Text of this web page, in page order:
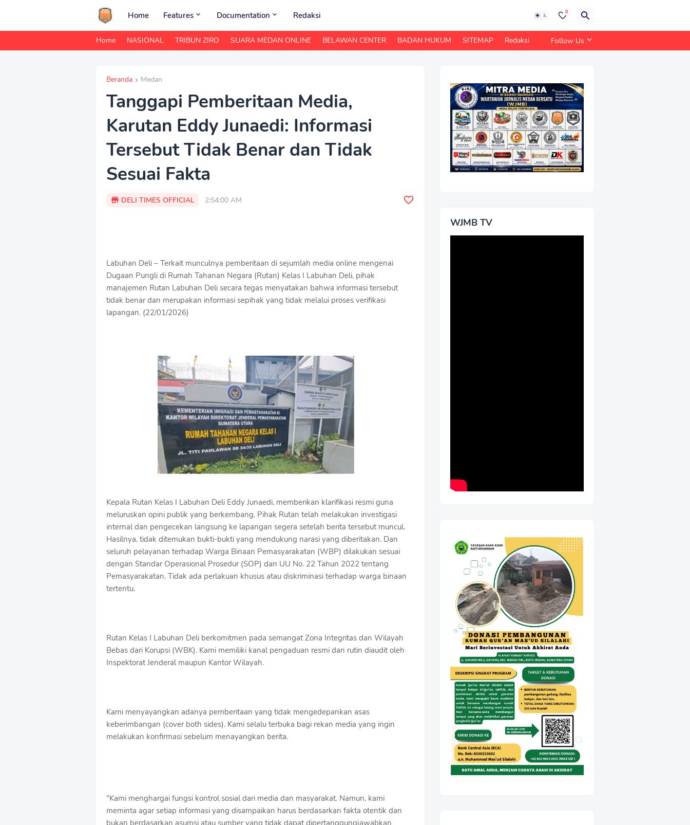
Home Features Documentation Redaksi 0
Home NASIONAL TRIBUN ZIRO SUARA MEDAN ONLINE BELAWAN CENTER BADAN HUKUM SITEMAP Redaksi Follow Us
Beranda Medan
Tanggapi Pemberitaan Media,
Karutan Eddy Junaedi: Informasi
Tersebut Tidak Benar dan Tidak
Sesuai Fakta
DELI TIMES OFFICIAL 2:54:00 AM
Labuhan Deli – Terkait munculnya pemberitaan di sejumlah media online mengenai
Dugaan Pungli di Rumah Tahanan Negara (Rutan) Kelas I Labuhan Deli, pihak
manajemen Rutan Labuhan Deli secara tegas menyatakan bahwa informasi tersebut
tidak benar dan merupakan informasi sepihak yang tidak melalui proses verifikasi
lapangan. (22/01/2026)
Kepala Rutan Kelas I Labuhan Deli Eddy Junaedi, memberikan klarifikasi resmi guna
meluruskan opini publik yang berkembang. Pihak Rutan telah melakukan investigasi
internal dan pengecekan langsung ke lapangan segera setelah berita tersebut muncul.
Hasilnya, tidak ditemukan bukti-bukti yang mendukung narasi yang diberitakan. Dan
seluruh pelayanan terhadap Warga Binaan Pemasyarakatan (WBP) dilakukan sesuai
dengan Standar Operasional Prosedur (SOP) dan UU No. 22 Tahun 2022 tentang
Pemasyarakatan. Tidak ada perlakuan khusus atau diskriminasi terhadap warga binaan
tertentu.
Rutan Kelas I Labuhan Deli berkomitmen pada semangat Zona Integritas dan Wilayah
Bebas dari Korupsi (WBK). Kami memiliki kanal pengaduan resmi dan rutin diaudit oleh
Inspektorat Jenderal maupun Kantor Wilayah.
Kami menyayangkan adanya pemberitaan yang tidak mengedepankan asas
keberimbangan (cover both sides). Kami selalu terbuka bagi rekan media yang ingin
melakukan konfirmasi sebelum menayangkan berita.
"Kami menghargai fungsi kontrol sosial dari media dan masyarakat. Namun, kami
meminta agar setiap informasi yang disampaikan harus berdasarkan fakta otentik dan
WJMB TV